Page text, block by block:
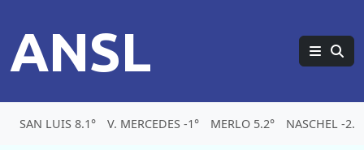
ANSL
SAN LUIS 8.1° V. MERCEDES -1° MERLO 5.2° NASCHEL -